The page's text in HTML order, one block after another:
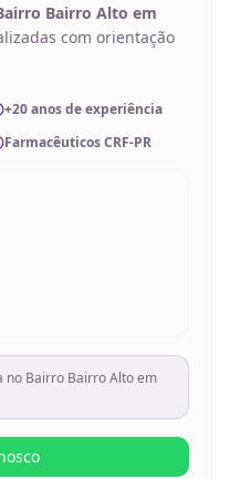
Bairro Alto em
com orientação
+20 anos de experiência
Farmacêuticos CRF-PR
no Bairro Bairro Alto em